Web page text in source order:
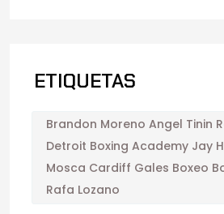
ETIQUETAS
Brandon Moreno Angel Tinin
Detroit Boxing Academy Jay
Mosca Cardiff Gales Boxeo
Rafa Lozano